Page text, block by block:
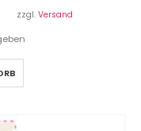
zzgl. Versand